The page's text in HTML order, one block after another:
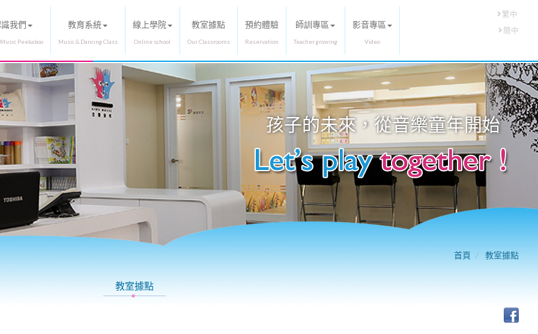
繁中
簡中
我們 教育系統 線上學院 教室據點 預約體驗 師訓專區 影音專區
孩子的未來，從音樂童年開始
首頁 教室據點
教室據點